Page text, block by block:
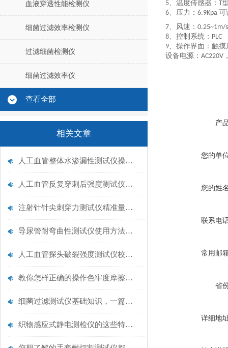
血液穿透性能检测仪
细菌过滤效率检测仪
过滤细菌检测仪
细菌过滤效率仪
查看全部
相关文章
人工血管整体水渗漏性测试仪操作中最容易出错的步骤
人工血管反复穿刺后强度测试仪是什么？透析患者的“生命管“质量靠它把关！
注射针针尖刺穿力测试仪精准量化针尖锋利度，构筑临床安全防线
导尿管耐弯曲性测试仪使用方法与操作规范
人工血管探头破裂强度测试仪校准规范：精准赋能医疗安全的技术基准
教你怎样正确的操作色牢度摩擦测试机
细菌过滤测试仪基础知识，一篇搞定
织物感应式静电测检仪的这些特点很少有人都知道
5 、温度传感器： T
6 、压力： 6.9Kpa 可
7、风速： 0.25~1m/s
8、控制系统： PLC
9、操作界面：触
设备电源： AC220V
产
您的单
您的姓
联系电
常用邮
省
详细地